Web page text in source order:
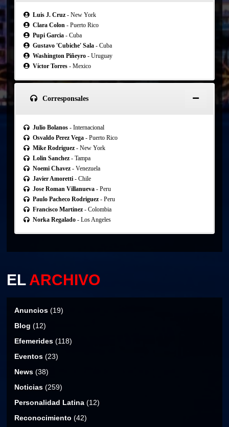
Luis J. Cruz- New York
Clara Colon- Puerto Rico
Pupi Garcia- Cuba
Gustavo 'Cubiche' Sala- Cuba
Washington Piñeyro - Uruguay
Víctor Torres - Mexico
Corresponsales
Julio Bolanos- Internacional
Osvaldo Perez Vega- Puerto Rico
Mike Rodriguez- New York
Lolin Sanchez- Tampa
Noemi Chavez- Venezuela
Javier Amoretti- Chile
Jose Roman Villanueva- Peru
Paulo Pacheco Rodriguez- Peru
Francisco Martinez- Colombia
Norka Regalado- Los Angeles
ELARCHIVO
Anuncios (19)
Blog (12)
Efemerides (118)
Eventos (23)
News (38)
Noticias (259)
Personalidad Latina (12)
Reconocimiento (42)